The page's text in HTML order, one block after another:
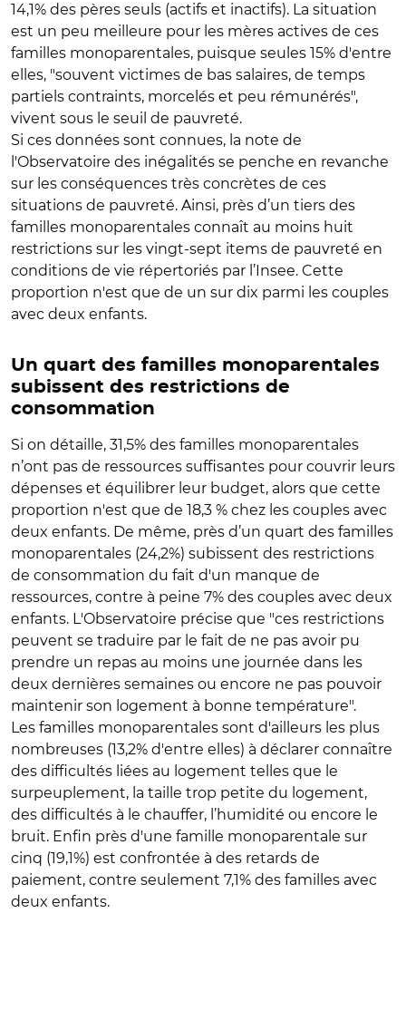
14,1% des pères seuls (actifs et inactifs). La situation
est un peu meilleure pour les mères actives de ces
familles monoparentales, puisque seules 15% d'entre
elles, "souvent victimes de bas salaires, de temps
partiels contraints, morcelés et peu rémunérés",
vivent sous le seuil de pauvreté.
Si ces données sont connues, la note de
l'Observatoire des inégalités se penche en revanche
sur les conséquences très concrètes de ces
situations de pauvreté. Ainsi, près d’un tiers des
familles monoparentales connaît au moins huit
restrictions sur les vingt-sept items de pauvreté en
conditions de vie répertoriés par l’Insee. Cette
proportion n'est que de un sur dix parmi les couples
avec deux enfants.
Un quart des familles monoparentales
subissent des restrictions de
consommation
Si on détaille, 31,5% des familles monoparentales
n’ont pas de ressources suffisantes pour couvrir leurs
dépenses et équilibrer leur budget, alors que cette
proportion n'est que de 18,3 % chez les couples avec
deux enfants. De même, près d’un quart des familles
monoparentales (24,2%) subissent des restrictions
de consommation du fait d'un manque de
ressources, contre à peine 7% des couples avec deux
enfants. L'Observatoire précise que "ces restrictions
peuvent se traduire par le fait de ne pas avoir pu
prendre un repas au moins une journée dans les
deux dernières semaines ou encore ne pas pouvoir
maintenir son logement à bonne température".
Les familles monoparentales sont d'ailleurs les plus
nombreuses (13,2% d'entre elles) à déclarer connaître
des difficultés liées au logement telles que le
surpeuplement, la taille trop petite du logement,
des difficultés à le chauffer, l’humidité ou encore le
bruit. Enfin près d'une famille monoparentale sur
cinq (19,1%) est confrontée à des retards de
paiement, contre seulement 7,1% des familles avec
deux enfants.